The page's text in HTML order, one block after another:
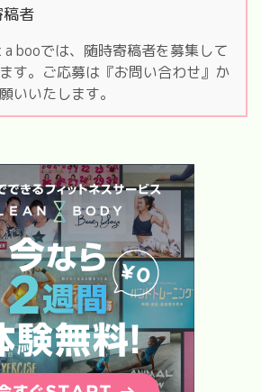
稿者
a booでは、随時寄稿者を募集して
す。ご応募は『お問い合わせ』か
いいたします。